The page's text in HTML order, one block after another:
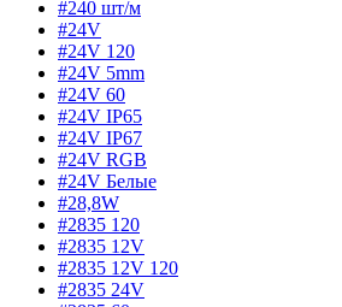
#240 шт/м
#24V
#24V 120
#24V 5mm
#24V 60
#24V IP65
#24V IP67
#24V RGB
#24V Белые
#28,8W
#2835 120
#2835 12V
#2835 12V 120
#2835 24V